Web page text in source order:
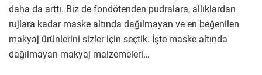
daha da arttı. Biz de fondötenden pudralara, allıklardan
rujlara kadar maske altında dağılmayan ve en beğenilen
makyaj ürünlerini sizler için seçtik. İşte maske altında
dağılmayan makyaj malzemeleri…